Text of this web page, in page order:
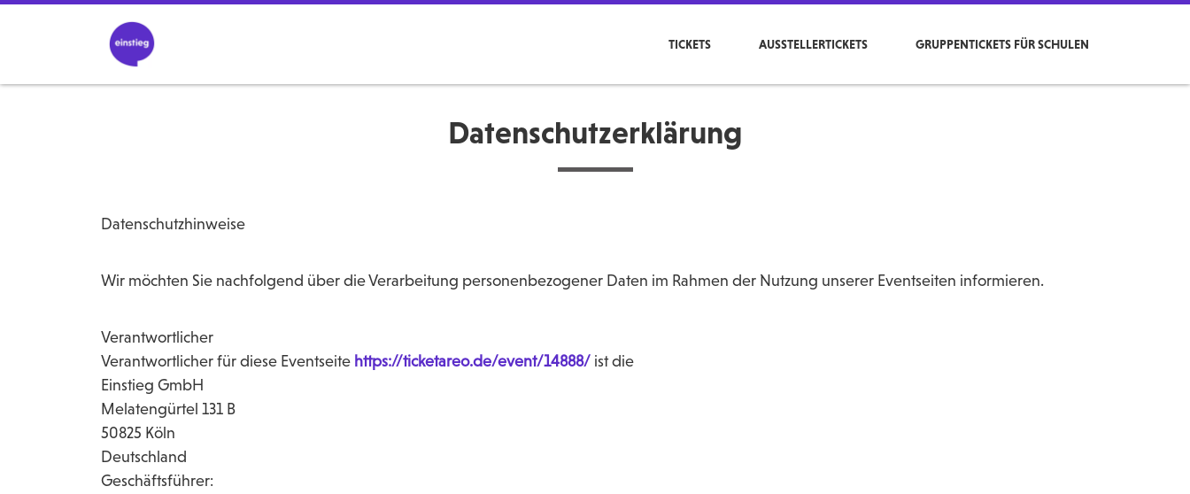
TICKETS AUSSTELLERTICKETS GRUPPENTICKETS FÜR SCHULEN
Datenschutzerklärung
Datenschutzhinweise
Wir möchten Sie nachfolgend über die Verarbeitung personenbezogener Daten im Rahmen der Nutzung unserer Eventseiten informieren.
Verantwortlicher
Verantwortlicher für diese Eventseite https://ticketareo.de/event/14888/ ist die
Einstieg GmbH
Melatengürtel 131 B
50825 Köln
Deutschland
Geschäftsführer: